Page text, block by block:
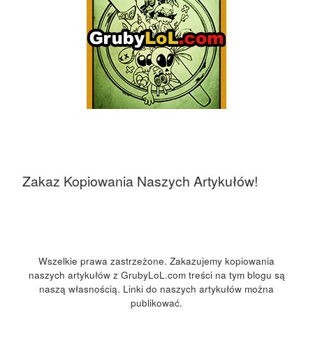
Zakaz Kopiowania Naszych Artykułów!
Wszelkie prawa zastrzeżone. Zakazujemy kopiowania
naszych artykułów z GrubyLoL.com treści na tym blogu są
naszą własnością. Linki do naszych artykułów można
publikować.